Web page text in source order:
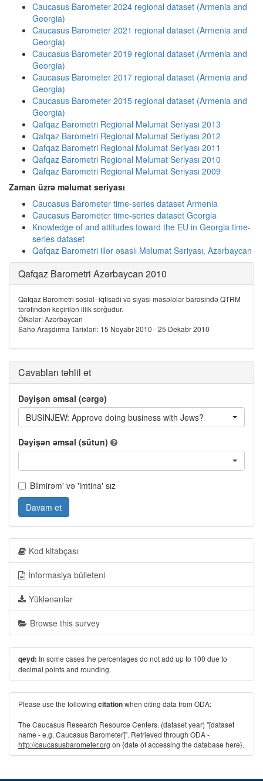
Caucasus Barometer 2024 regional dataset (Armenia and
Georgia)
Caucasus Barometer 2021 regional dataset (Armenia and
Georgia)
Caucasus Barometer 2019 regional dataset (Armenia and
Georgia)
Caucasus Barometer 2017 regional dataset (Armenia and
Georgia)
Caucasus Barometer 2015 regional dataset (Armenia and
Georgia)
Qafqaz Barometri Regional Məlumat Seriyası 2013
Qafqaz Barometri Regional Məlumat Seriyası 2012
Qafqaz Barometri Regional Məlumat Seriyası 2011
Qafqaz Barometri Regional Məlumat Seriyası 2010
Qafqaz Barometri Regional Məlumat Seriyası 2009
Zaman üzrə məlumat seriyası
Caucasus Barometer time-series dataset Armenia
Caucasus Barometer time-series dataset Georgia
Knowledge of and attitudes toward the EU in Georgia time-
series dataset
Qafqaz Barometri illər əsaslı Məlumat Seriyası, Azərbaycan
Qafqaz Barometri Azərbaycan 2010
Qafqaz Barometri sosial- iqtisadi və siyasi məsələlər barəsində QTRM
tərəfindən keçirilən illik sorğudur.
Ölkələr: Azərbaycan
Sahə Araşdırma Tarixləri: 15 Noyabr 2010 - 25 Dekabr 2010
Cavabları təhlil et
Dəyişən əmsal (cərgə)
BUSINJEW: Approve doing business with Jews?
Dəyişən əmsal (sütun)
Bilmirəm' və 'imtina' sız
Davam et
Kod kitabçası
İnformasiya bülleteni
Yüklənənlər
Browse this survey
qeyd: In some cases the percentages do not add up to 100 due to
decimal points and rounding.
Please use the following citationwhen citing data from ODA:
The Caucasus Research Resource Centers. (dataset year) "[dataset
name - e.g. Caucasus Barometer]". Retrieved through ODA -
http://caucasusbarometer.org on {date of accessing the database here}.